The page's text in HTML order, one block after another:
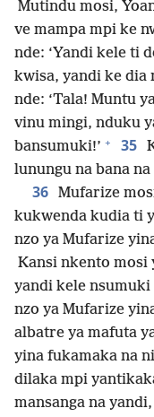
Mutindu mosi,
ve mampa mpi ke
nde: ‘Yandi kele ti
kwisa, yandi ke dia
nde: ‘Tala! Muntu
vinu mingi, nduku
bansumuki!’ + 35
lunungu na bana na
36 Mufarize
kukwenda kudia ti
nzo ya Mufarize
Kansi nkento mosi
yandi kele nsumuki
nzo ya Mufarize
albatre ya mafuta
yina fukamaka na
dilaka mpi
mansanga na